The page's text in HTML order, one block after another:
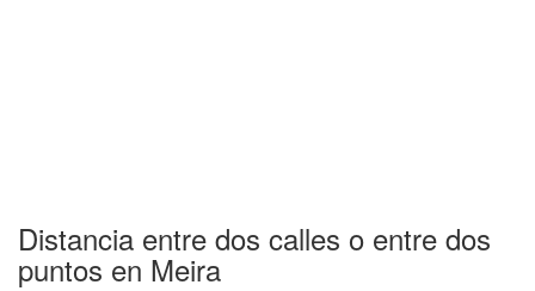
Distancia entre dos calles o entre dos
puntos en Meira